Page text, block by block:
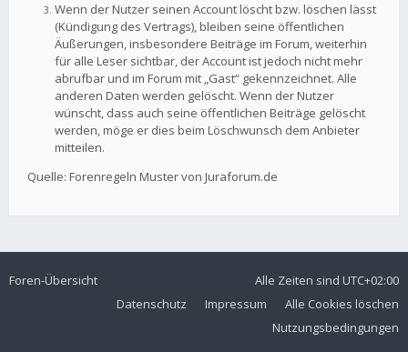
Wenn der Nutzer seinen Account löscht bzw. löschen lässt
(Kündigung des Vertrags), bleiben seine öffentlichen
Äußerungen, insbesondere Beiträge im Forum, weiterhin
für alle Leser sichtbar, der Account ist jedoch nicht mehr
abrufbar und im Forum mit „Gast“ gekennzeichnet. Alle
anderen Daten werden gelöscht. Wenn der Nutzer
wünscht, dass auch seine öffentlichen Beiträge gelöscht
werden, möge er dies beim Löschwunsch dem Anbieter
mitteilen.
Quelle: Forenregeln Muster von Juraforum.de
Foren-Übersicht Alle Zeiten sind UTC+02:00
Alle Cookies löschen
Impressum
Datenschutz
Nutzungsbedingungen